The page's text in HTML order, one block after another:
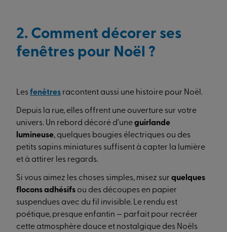
2. Comment décorer ses
fenêtres pour Noël ?
Les fenêtres racontent aussi une histoire pour Noël.
Depuis la rue, elles offrent une ouverture sur votre
univers. Un rebord décoré d’uneguirlande
lumineuse, quelques bougies électriques ou des
petits sapins miniatures suffisent à capter la lumière
et à attirer les regards.
Si vous aimez les choses simples, misez sur quelques
flocons adhésifs ou des découpes en papier
suspendues avec du fil invisible. Le rendu est
poétique, presque enfantin — parfait pour recréer
cette atmosphère douce et nostalgique des Noëls